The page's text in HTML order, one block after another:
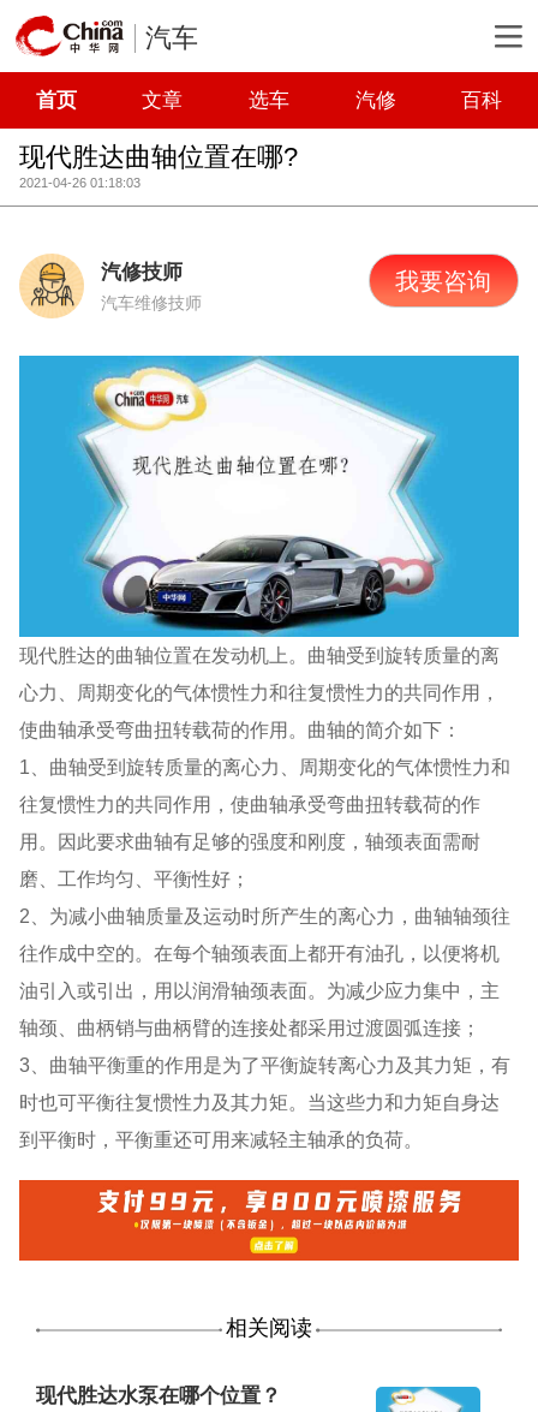
汽车
首页 文章 选车 汽修 百科
现代胜达曲轴位置在哪?
2021-04-26 01:18:03
汽修技师
汽车维修技师
我要咨询
现代胜达的曲轴位置在发动机上。曲轴受到旋转质量的离
心力、周期变化的气体惯性力和往复惯性力的共同作用，
使曲轴承受弯曲扭转载荷的作用。曲轴的简介如下：
1、曲轴受到旋转质量的离心力、周期变化的气体惯性力和
往复惯性力的共同作用，使曲轴承受弯曲扭转载荷的作
用。因此要求曲轴有足够的强度和刚度，轴颈表面需耐
磨、工作均匀、平衡性好；
2、为减小曲轴质量及运动时所产生的离心力，曲轴轴颈往
往作成中空的。在每个轴颈表面上都开有油孔，以便将机
油引入或引出，用以润滑轴颈表面。为减少应力集中，主
轴颈、曲柄销与曲柄臂的连接处都采用过渡圆弧连接；
3、曲轴平衡重的作用是为了平衡旋转离心力及其力矩，有
时也可平衡往复惯性力及其力矩。当这些力和力矩自身达
到平衡时，平衡重还可用来减轻主轴承的负荷。
相关阅读
现代胜达水泵在哪个位置？